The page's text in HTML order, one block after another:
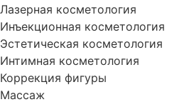
Лазерная косметология
Инъекционная косметология
Эстетическая косметология
Интимная косметология
Коррекция фигуры
Массаж